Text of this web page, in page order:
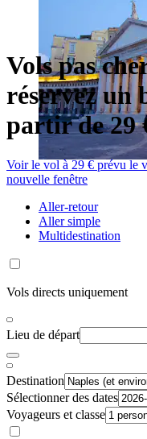
Vols pas
réservez un
partir de 29
Voir le vol à 29 € prévu le
nouvelle fenêtre
Aller-retour
Aller simple
Multidestination
Vols directs uniquement
Lieu de départ
Destination
Sélectionner des dates
Voyageurs et classe